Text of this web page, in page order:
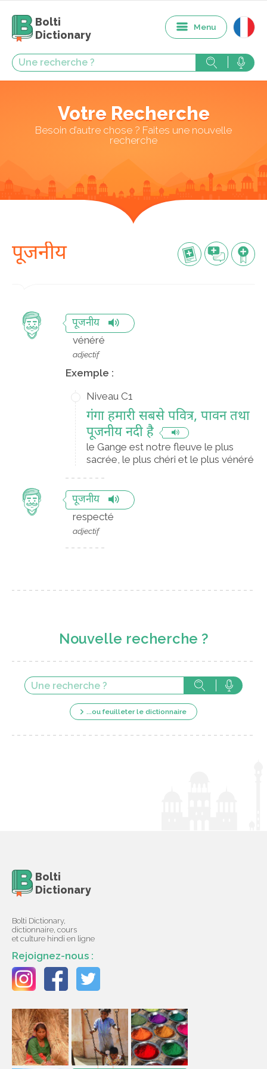
Bolti
Dictionary
Menu
Votre Recherche
Besoin d’autre chose ? Faites une nouvelle
recherche
पूजनीय
पूजनीय
vénéré
adjectif
Exemple :
Niveau C1
गंगा हमारी सबसे पवित्र, पावन तथा
पूजनीय नदी है
le Gange est notre fleuve le plus
sacrée, le plus chéri et le plus vénéré
पूजनीय
respecté
adjectif
Nouvelle recherche ?
...ou feuilleter le dictionnaire
Bolti
Dictionary
Bolti Dictionary,
dictionnaire, cours
et culture hindi en ligne
Rejoignez-nous :